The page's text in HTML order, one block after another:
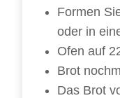
Formen
oder in
Ofen auf
Brot
Das Brot